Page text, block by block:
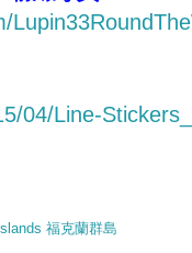
04/Line-
福克蘭群島